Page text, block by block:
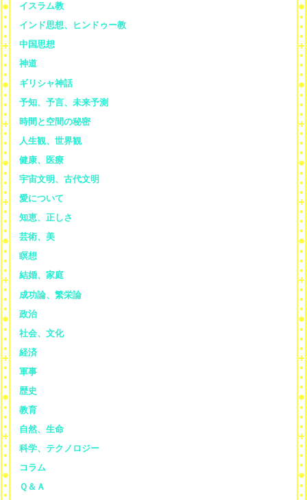
イスラム教
インド思想、ヒンドゥー教
中国思想
神道
ギリシャ神話
予知、予言、未来予測
時間と空間の秘密
人生観、世界観
健康、医療
宇宙文明、古代文明
愛について
知恵、正しさ
芸術、美
瞑想
結婚、家庭
成功論、繁栄論
政治
社会、文化
経済
軍事
歴史
教育
自然、生命
科学、テクノロジー
コラム
Ｑ＆Ａ